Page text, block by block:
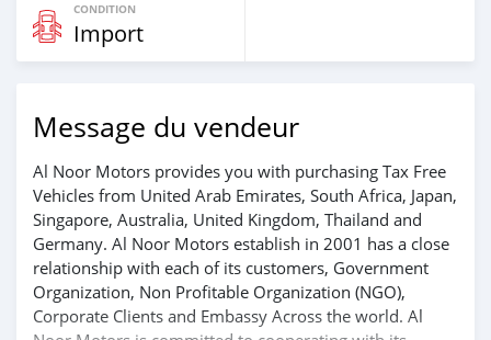
CONDITION
Import
Message du vendeur
Al Noor Motors provides you with purchasing Tax Free
Vehicles from United Arab Emirates, South Africa, Japan,
Singapore, Australia, United Kingdom, Thailand and
Germany. Al Noor Motors establish in 2001 has a close
relationship with each of its customers, Government
Organization, Non Profitable Organization (NGO),
Corporate Clients and Embassy Across the world. Al